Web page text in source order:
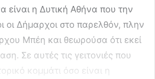
είναι η Δυτική Αθήνα που την
οι Δήμαρχοι στο παρελθόν, πλην
Μπέη και θεωρούσα ότι εκεί
Σε αυτές τις γειτονιές που
κομμάτι όσο είναι η